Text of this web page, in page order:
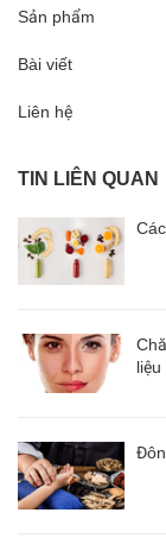
Sản phẩm
Bài viết
Liên hệ
TIN LIÊN QUAN